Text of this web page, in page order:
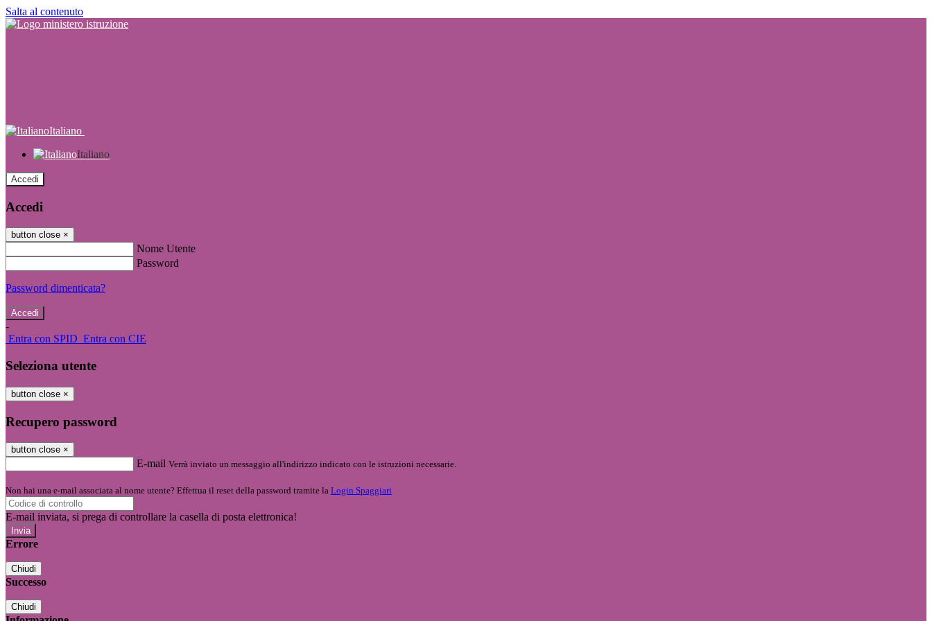
Salta al contenuto
Italiano
Italiano
Accedi
Accedi
button close ×
Nome Utente
Password
Password dimenticata?
-
Entra con SPID Entra con CIE
Seleziona utente
button close ×
Recupero password
button close ×
E-mail Verrà inviato un messaggio all'indirizzo indicato con le istruzioni necessarie.
Non hai una e-mail associata al nome utente? Effettua il reset della password tramite la Login Spaggiari
E-mail inviata, si prega di controllare la casella di posta elettronica!
Errore
Chiudi
Successo
Chiudi